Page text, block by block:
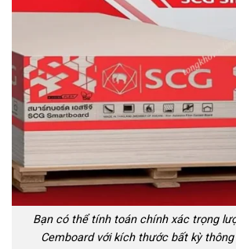
Bạn có thể tính toán chính xác trọng
Cemboard với kích thước bất kỳ